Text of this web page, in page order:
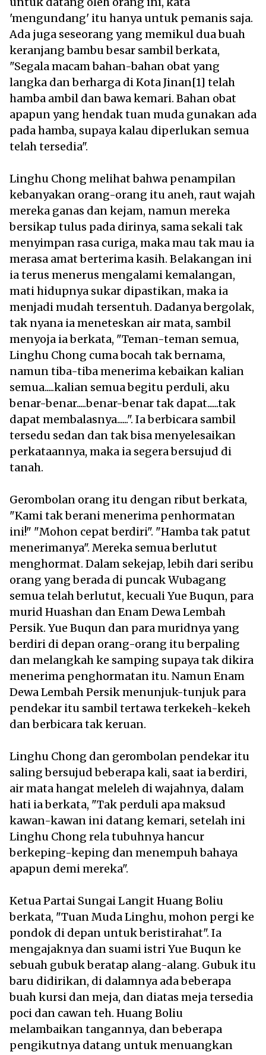
'mengundang' itu hanya untuk pemanis saja.
Ada juga seseorang yang memikul dua buah
keranjang bambu besar sambil berkata,
"Segala macam bahan-bahan obat yang
langka dan berharga di Kota Jinan[1] telah
hamba ambil dan bawa kemari. Bahan obat
apapun yang hendak tuan muda gunakan ada
pada hamba, supaya kalau diperlukan semua
telah tersedia".
Linghu Chong melihat bahwa penampilan
kebanyakan orang-orang itu aneh, raut wajah
mereka ganas dan kejam, namun mereka
bersikap tulus pada dirinya, sama sekali tak
menyimpan rasa curiga, maka mau tak mau ia
merasa amat berterima kasih. Belakangan ini
ia terus menerus mengalami kemalangan,
mati hidupnya sukar dipastikan, maka ia
menjadi mudah tersentuh. Dadanya bergolak,
tak nyana ia meneteskan air mata, sambil
menyoja ia berkata, "Teman-teman semua,
Linghu Chong cuma bocah tak bernama,
namun tiba-tiba menerima kebaikan kalian
semua.....kalian semua begitu perduli, aku
benar-benar.....benar-benar tak dapat......tak
dapat membalasnya......". Ia berbicara sambil
tersedu sedan dan tak bisa menyelesaikan
perkataannya, maka ia segera bersujud di
tanah.
Gerombolan orang itu dengan ribut berkata,
"Kami tak berani menerima penhormatan
ini!" "Mohon cepat berdiri". "Hamba tak patut
menerimanya". Mereka semua berlutut
menghormat. Dalam sekejap, lebih dari seribu
orang yang berada di puncak Wubagang
semua telah berlutut, kecuali Yue Buqun, para
murid Huashan dan Enam Dewa Lembah
Persik. Yue Buqun dan para muridnya yang
berdiri di depan orang-orang itu berpaling
dan melangkah ke samping supaya tak dikira
menerima penghormatan itu. Namun Enam
Dewa Lembah Persik menunjuk-tunjuk para
pendekar itu sambil tertawa terkekeh-kekeh
dan berbicara tak keruan.
Linghu Chong dan gerombolan pendekar itu
saling bersujud beberapa kali, saat ia berdiri,
air mata hangat meleleh di wajahnya, dalam
hati ia berkata, "Tak perduli apa maksud
kawan-kawan ini datang kemari, setelah ini
Linghu Chong rela tubuhnya hancur
berkeping-keping dan menempuh bahaya
apapun demi mereka".
Ketua Partai Sungai Langit Huang Boliu
berkata, "Tuan Muda Linghu, mohon pergi ke
pondok di depan untuk beristirahat". Ia
mengajaknya dan suami istri Yue Buqun ke
sebuah gubuk beratap alang-alang. Gubuk itu
baru didirikan, di dalamnya ada beberapa
buah kursi dan meja, dan diatas meja tersedia
poci dan cawan teh. Huang Boliu
melambaikan tangannya, dan beberapa
pengikutnya datang untuk menuangkan